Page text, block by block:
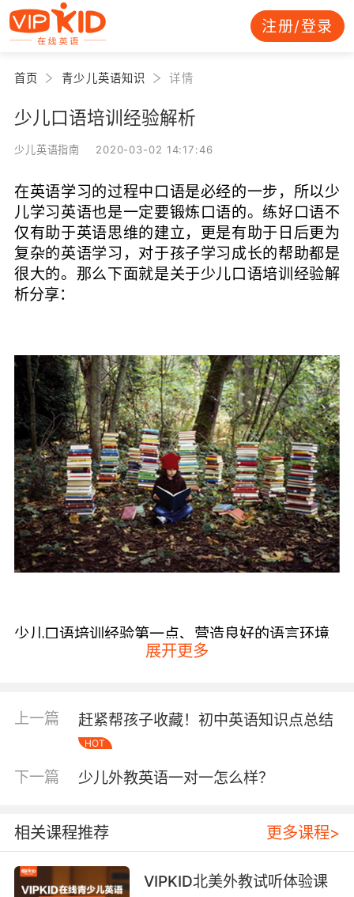
注册/登录
首页 青少儿英语知识 详情
少儿口语培训经验解析
少儿英语指南 2020-03-02 14:17:46
在英语学习的过程中口语是必经的一步，所以少
儿学习英语也是一定要锻炼口语的。练好口语不
仅有助于英语思维的建立，更是有助于日后更为
复杂的英语学习，对于孩子学习成长的帮助都是
很大的。那么下面就是关于少儿口语培训经验解
析分享：
少儿口语培训经验第一点、营造良好的语言环境
定是需要语言环境的熏陶的。但是国内相关的电
视节目、图书以及练习口语的机会都是很少的，
所以家长最好是为孩子营造一个这样的语言环
境。在家可以多播放一些英文动画、英文歌谣，
少儿口语培训经验第二点、积累英语词汇
展开更多
上一篇 赶紧帮孩子收藏！初中英语知识点总结
HOT
下一篇 少儿外教英语一对一怎么样？
相关课程推荐 更多课程>
VIPKID北美外教试听体验课